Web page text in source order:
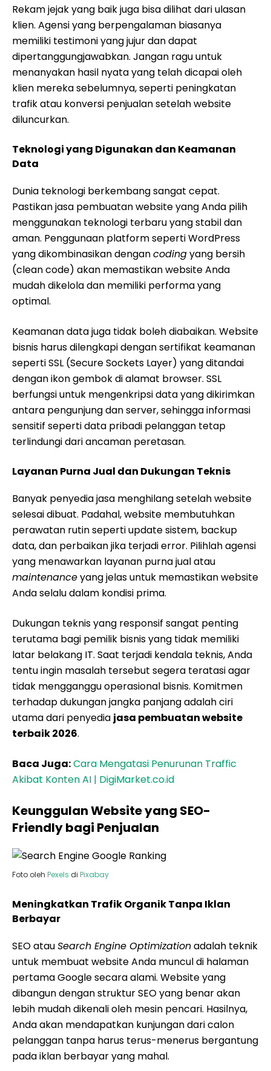
Rekam jejak yang baik juga bisa dilihat dari ulasan
klien. Agensi yang berpengalaman biasanya
memiliki testimoni yang jujur dan dapat
dipertanggungjawabkan. Jangan ragu untuk
menanyakan hasil nyata yang telah dicapai oleh
klien mereka sebelumnya, seperti peningkatan
trafik atau konversi penjualan setelah website
diluncurkan.
Teknologi yang Digunakan dan Keamanan
Data
Dunia teknologi berkembang sangat cepat.
Pastikan jasa pembuatan website yang Anda pilih
menggunakan teknologi terbaru yang stabil dan
aman. Penggunaan platform seperti WordPress
yang dikombinasikan dengancodingyang bersih
(clean code) akan memastikan website Anda
mudah dikelola dan memiliki performa yang
optimal.
Keamanan data juga tidak boleh diabaikan. Website
bisnis harus dilengkapi dengan sertifikat keamanan
seperti SSL (Secure Sockets Layer) yang ditandai
dengan ikon gembok di alamat browser. SSL
berfungsi untuk mengenkripsi data yang dikirimkan
antara pengunjung dan server, sehingga informasi
sensitif seperti data pribadi pelanggan tetap
terlindungi dari ancaman peretasan.
Layanan Purna Jual dan Dukungan Teknis
Banyak penyedia jasa menghilang setelah website
selesai dibuat. Padahal, website membutuhkan
perawatan rutin seperti update sistem, backup
data, dan perbaikan jika terjadi error. Pilihlah agensi
yang menawarkan layanan purna jual atau
maintenanceyang jelas untuk memastikan website
Anda selalu dalam kondisi prima.
Dukungan teknis yang responsif sangat penting
terutama bagi pemilik bisnis yang tidak memiliki
latar belakang IT. Saat terjadi kendala teknis, Anda
tentu ingin masalah tersebut segera teratasi agar
tidak mengganggu operasional bisnis. Komitmen
terhadap dukungan jangka panjang adalah ciri
utama dari penyedia jasa pembuatan website
terbaik 2026.
Baca Juga:Cara Mengatasi Penurunan Traffic
Akibat Konten AI | DigiMarket.co.id
Keunggulan Website yang SEO-
Friendly bagi Penjualan
Foto oleh Pexels di Pixabay
Meningkatkan Trafik Organik Tanpa Iklan
Berbayar
SEO atauSearch Engine Optimizationadalah teknik
untuk membuat website Anda muncul di halaman
pertama Google secara alami. Website yang
dibangun dengan struktur SEO yang benar akan
lebih mudah dikenali oleh mesin pencari. Hasilnya,
Anda akan mendapatkan kunjungan dari calon
pelanggan tanpa harus terus-menerus bergantung
pada iklan berbayar yang mahal.